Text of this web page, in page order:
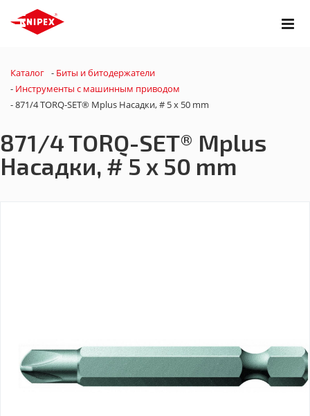
Каталог - Биты и битодержатели
- Инструменты с машинным приводом
-871/4 TORQ-SET® Mplus Насадки, # 5 x 50 mm
871/4 TORQ-SET® Mplus
Насадки, # 5 x 50 mm